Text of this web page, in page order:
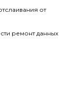
от
ремонт данных